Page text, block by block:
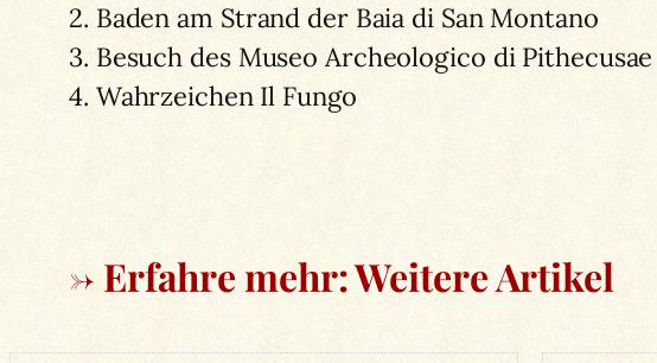
2. Baden am Strand der Baia di San Montano
3. Besuch des Museo Archeologico di Pithecusae
4. Wahrzeichen Il Fungo
→ Erfahre mehr: Weitere Artikel